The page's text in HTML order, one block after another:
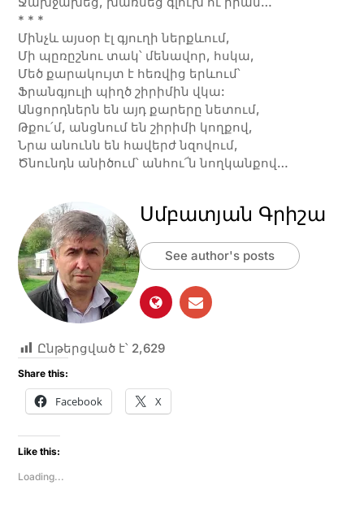
* * *
Մինչև այսօր էլ գյուղի ներքևում,
Մի պըռըշնու տակ՝ մենավոր, հսկա,
Մեծ քարակույտ է հեռվից երևում՝
Ֆրանգյուլի պիղծ շիրիմին վկա:
Անցորդներն են այդ քարերը նետում,
Թքու՛մ, անցնում են շիրիմի կողքով,
Նրա անունն են հավերժ նզովում,
Ծնունդն անիծում՝ անհու՜ն նողկանքով…
Սմբատյան Գրիշա
See author's posts
Ընթերցված է՝ 2,629
Share this:
Facebook X
Like this:
Loading...